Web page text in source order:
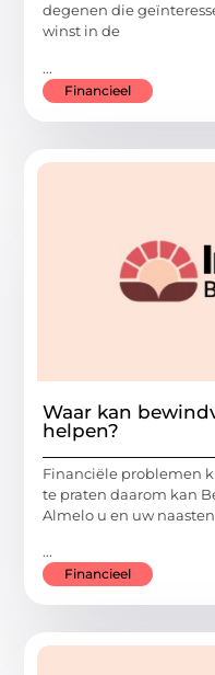
degenen die
winst in de
...
Financieel
Waar kan
helpen?
Financiële problemen
te praten daarom kan
Almelo u en uw naasten
...
Financieel